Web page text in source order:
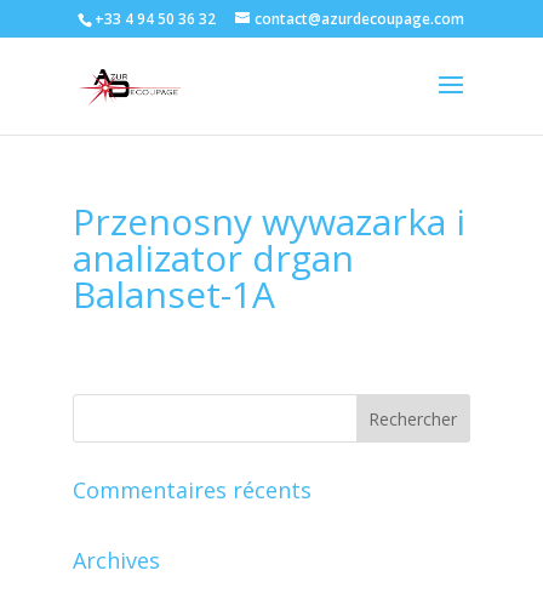
+33 4 94 50 36 32 contact@azurdecoupage.com
Przenosny wywazarka i
analizator drgan
Balanset-1A
Commentaires récents
Archives